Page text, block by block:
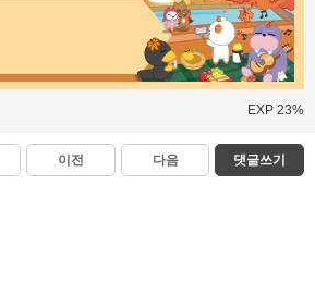
EXP 23%
이전 다음 댓글쓰기